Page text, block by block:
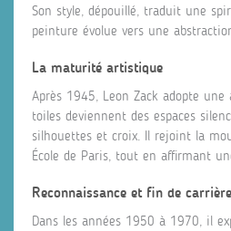
Son style, dépouillé, traduit une
peinture évolue vers une
La maturité artistique
Après 1945, Leon Zack adopte une
toiles deviennent des espaces
silhouettes et croix. Il rejoint la
École de Paris, tout en affirmant
Reconnaissance et fin de carrière
Dans les années 1950 à 1970, il